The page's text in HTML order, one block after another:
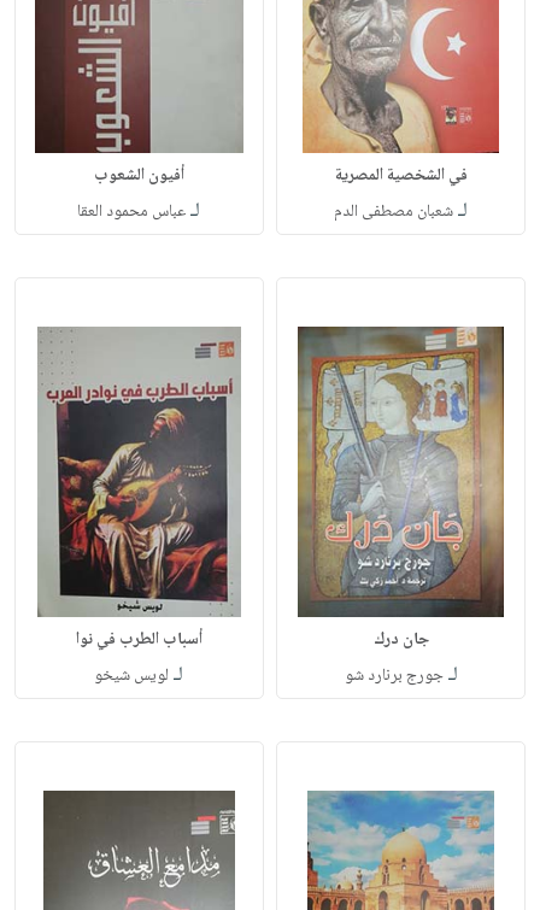
في الشخصية المصرية
لـشعبان مصطفى الدم
أفيون الشعوب
لـعباس محمود العقا
جان درك
لـجورج برنارد شو
أسباب الطرب في نوا
لـ لويس شيخو